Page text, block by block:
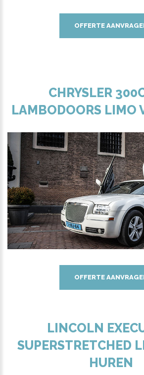
OFFERTE
CHRYSLER
LAMBODOORS LIMO
OFFERTE
LINCOLN
SUPERSTRETCHED
HUREN